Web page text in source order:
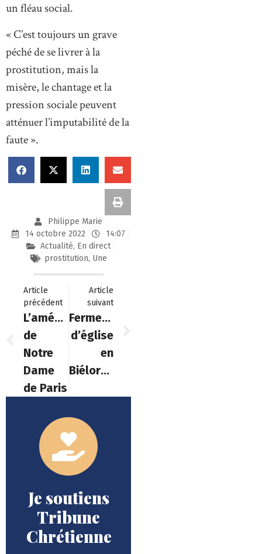
un fléau social.
« C’est toujours un grave
péché de se livrer à la
prostitution, mais la
misère, le chantage et la
pression sociale peuvent
atténuer l’imputabilité de la
faute ».
Philippe Marie
14 octobre 2022
14:07
Actualité, En direct
prostitution, Une
Article
précédent
L’aménagement
de
Notre
Dame
de Paris
Article
suivant
Fermeture
d’église
en
Biélorussie
Je soutiens
Tribune
Chrétienne